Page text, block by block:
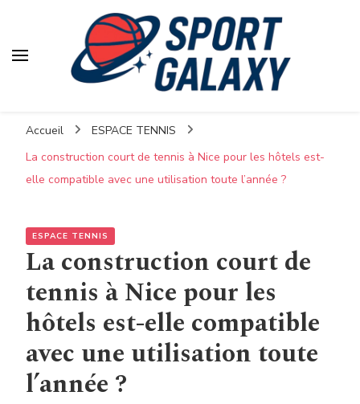
Accueil
ESPACE TENNIS
La construction court de tennis à Nice pour les hôtels est-
elle compatible avec une utilisation toute l’année ?
ESPACE TENNIS
La construction court de
tennis à Nice pour les
hôtels est-elle compatible
avec une utilisation toute
l’année ?